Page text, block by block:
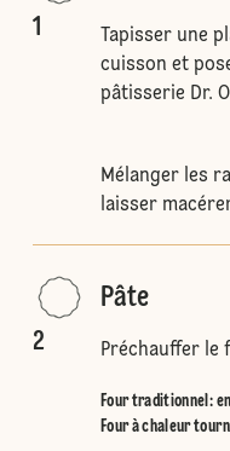
1
Tapisser une
cuisson et
pâtisserie Dr.
Mélanger les
laisser
2
Pâte
Préchauffer le
Four traditionnel :
Four à chaleur